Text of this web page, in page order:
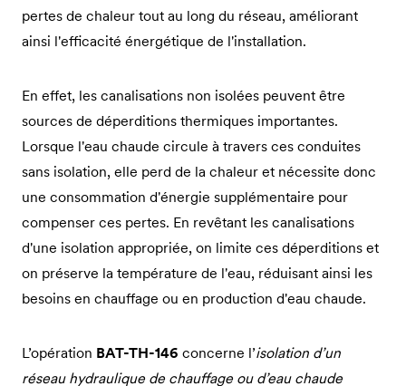
pertes de chaleur tout au long du réseau, améliorant
ainsi l'efficacité énergétique de l'installation.
En effet, les canalisations non isolées peuvent être
sources de déperditions thermiques importantes.
Lorsque l'eau chaude circule à travers ces conduites
sans isolation, elle perd de la chaleur et nécessite donc
une consommation d'énergie supplémentaire pour
compenser ces pertes. En revêtant les canalisations
d'une isolation appropriée, on limite ces déperditions et
on préserve la température de l'eau, réduisant ainsi les
besoins en chauffage ou en production d'eau chaude.
L’opération BAT-TH-146 concerne l’isolation d’un
réseau hydraulique de chauffage ou d’eau chaude